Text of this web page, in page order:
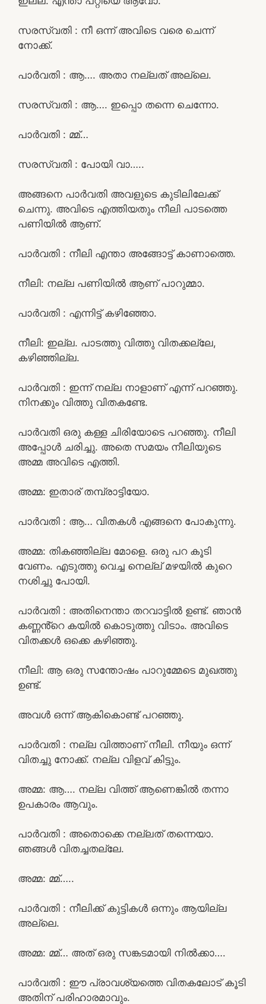
സരസ്വതി : നീ ഒന്ന് അവിടെ വരെ ചെന്ന്
നോക്ക്.
പാർവതി : ആ…. അതാ നല്ലത് അല്ലെ.
സരസ്വതി : ആ…. ഇപ്പൊ തന്നെ ചെന്നോ.
പാർവതി : മ്മ്…
സരസ്വതി : പോയി വാ…..
അങ്ങനെ പാർവതി അവളുടെ കുടിലിലേക്ക്
ചെന്നു. അവിടെ എത്തിയതും നീലി പാടത്തെ
പണിയിൽ ആണ്.
പാർവതി : നീലി എന്താ അങ്ങോട്ട് കാണാത്തെ.
നീലി: നല്ല പണിയിൽ ആണ് പാറുമ്മാ.
പാർവതി : എന്നിട്ട് കഴിഞ്ഞോ.
നീലി: ഇല്ല. പാടത്തു വിത്തു വിതക്കല്ലേ,
കഴിഞ്ഞില്ല.
പാർവതി : ഇന്ന് നല്ല നാളാണ് എന്ന് പറഞ്ഞു.
നിനക്കും വിത്തു വിതകണ്ടേ.
പാർവതി ഒരു കള്ള ചിരിയോടെ പറഞ്ഞു. നീലി
അപ്പോൾ ചരിച്ചു. അതെ സമയം നീലിയുടെ
അമ്മ അവിടെ എത്തി.
അമ്മ: ഇതാര് തമ്പ്രാട്ടിയോ.
പാർവതി : ആ… വിതകൾ എങ്ങനെ പോകുന്നു.
അമ്മ: തികഞ്ഞില്ല മോളെ. ഒരു പറ കൂടി
വേണം. എടുത്തു വെച്ച നെല്ല് മഴയിൽ കുറെ
നശിച്ചു പോയി.
പാർവതി : അതിനെന്താ തറവാട്ടിൽ ഉണ്ട്. ഞാൻ
കണ്ണൻ്റെ കയിൽ കൊടുത്തു വിടാം. അവിടെ
വിതക്കൾ ഒക്കെ കഴിഞ്ഞു.
നീലി: ആ ഒരു സന്തോഷം പാറുമ്മേടെ മുഖത്തു
ഉണ്ട്.
അവൾ ഒന്ന് ആകികൊണ്ട് പറഞ്ഞു.
പാർവതി : നല്ല വിത്താണ് നീലി. നീയും ഒന്ന്
വിതച്ചു നോക്ക്. നല്ല വിളവ് കിട്ടും.
അമ്മ: ആ…. നല്ല വിത്ത് ആണെങ്കിൽ തന്നാ
ഉപകാരം ആവും.
പാർവതി : അതൊക്കെ നല്ലത് തന്നെയാ.
ഞങ്ങൾ വിതച്ചതല്ലേ.
അമ്മ: മ്മ്…..
പാർവതി : നീലിക്ക് കുട്ടികൾ ഒന്നും ആയില്ല
അല്ലെ.
അമ്മ: മ്മ്… അത് ഒരു സങ്കടമായി നിൽക്കാ….
പാർവതി : ഈ പ്രാവശ്യത്തെ വിതകലോട് കൂടി
അതിന് പരിഹാരമാവും.